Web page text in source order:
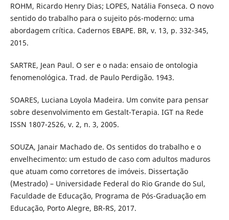
ROHM, Ricardo Henry Dias; LOPES, Natália Fonseca. O novo
sentido do trabalho para o sujeito pós-moderno: uma
abordagem crítica. Cadernos EBAPE. BR, v. 13, p. 332-345,
2015.
SARTRE, Jean Paul. O ser e o nada: ensaio de ontologia
fenomenológica. Trad. de Paulo Perdigão. 1943.
SOARES, Luciana Loyola Madeira. Um convite para pensar
sobre desenvolvimento em Gestalt-Terapia. IGT na Rede
ISSN 1807-2526, v. 2, n. 3, 2005.
SOUZA, Janair Machado de. Os sentidos do trabalho e o
envelhecimento: um estudo de caso com adultos maduros
que atuam como corretores de imóveis. Dissertação
(Mestrado) – Universidade Federal do Rio Grande do Sul,
Faculdade de Educação, Programa de Pós-Graduação em
Educação, Porto Alegre, BR-RS, 2017.